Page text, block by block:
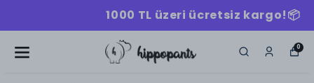
1000 TL üzeri ücretsiz kargo!📦
0